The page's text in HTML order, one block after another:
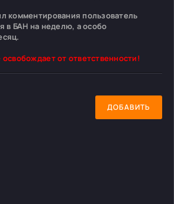
комментирования пользователь
в БАН на неделю, а особо
от ответственности!
ДОБАВИТЬ